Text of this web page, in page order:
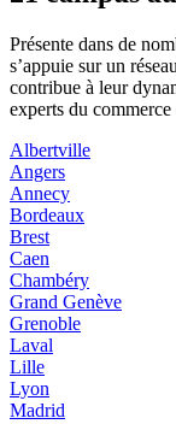
Présente dans de
s’appuie sur un
contribue à leur
experts du commerce
Albertville
Angers
Annecy
Bordeaux
Brest
Caen
Chambéry
Grand Genève
Grenoble
Laval
Lille
Lyon
Madrid